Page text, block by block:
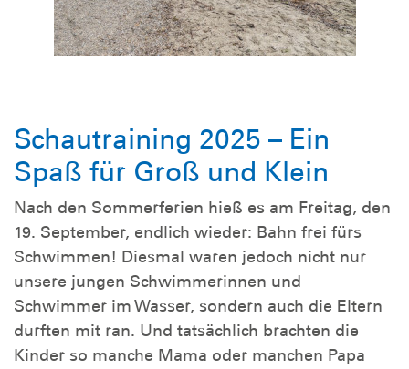
Schautraining 2025 – Ein
Spaß für Groß und Klein
Nach den Sommerferien hieß es am Freitag, den
19. September, endlich wieder: Bahn frei fürs
Schwimmen! Diesmal waren jedoch nicht nur
unsere jungen Schwimmerinnen und
Schwimmer im Wasser, sondern auch die Eltern
durften mit ran. Und tatsächlich brachten die
Kinder so manche Mama oder manchen Papa